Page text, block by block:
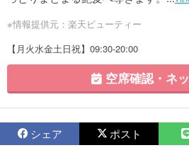
※情報提供元：楽天ビューティー
【月火水金土日祝】09:30-20:00
空席確認・ネ
シェア ポスト